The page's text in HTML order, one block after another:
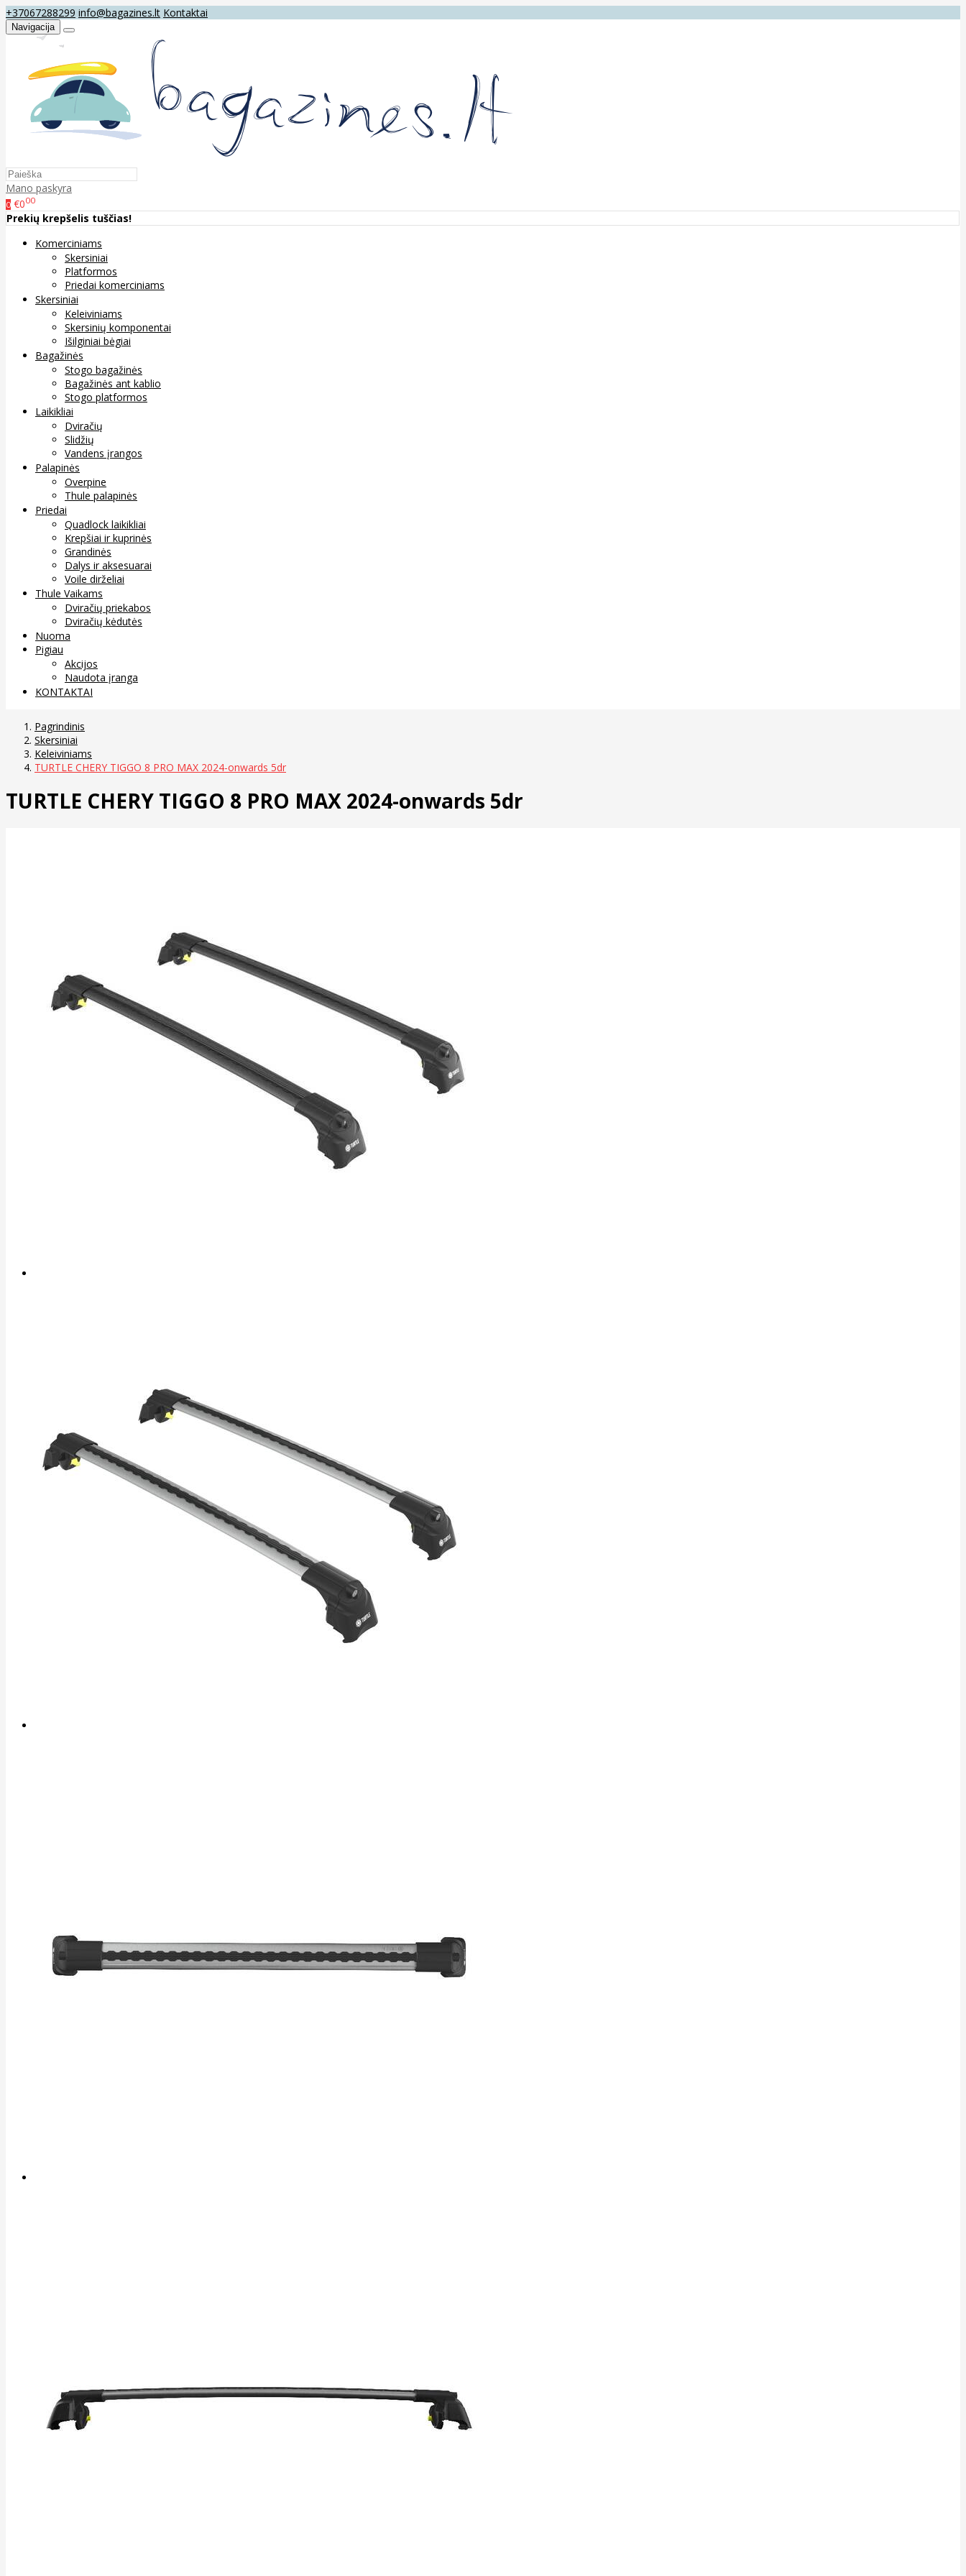
+37067288299 info@bagazines.lt Kontaktai
Navigacija
Mano paskyra
0 €000
Prekių krepšelis tuščias!
Komerciniams
Skersiniai
Platformos
Priedai komerciniams
Skersiniai
Keleiviniams
Skersinių komponentai
Išilginiai bėgiai
Bagažinės
Stogo bagažinės
Bagažinės ant kablio
Stogo platformos
Laikikliai
Dviračių
Slidžių
Vandens įrangos
Palapinės
Overpine
Thule palapinės
Priedai
Quadlock laikikliai
Krepšiai ir kuprinės
Grandinės
Dalys ir aksesuarai
Voile dirželiai
Thule Vaikams
Dviračių priekabos
Dviračių kėdutės
Nuoma
Pigiau
Akcijos
Naudota įranga
KONTAKTAI
Pagrindinis
Skersiniai
Keleiviniams
TURTLE CHERY TIGGO 8 PRO MAX 2024-onwards 5dr
TURTLE CHERY TIGGO 8 PRO MAX 2024-onwards 5dr